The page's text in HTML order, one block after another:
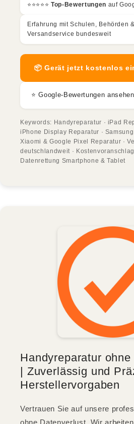
⭐️⭐️⭐️⭐️⭐️ Top-Bewertungen auf
Erfahrung mit Schulen, Behörden
Versandservice bundesweit
📦 Gerät jetzt kostenlos
⭐ Google-Bewertungen ansehen
Keywords: Handyreparatur · iPad
iPhone Display Reparatur ·
Xiaomi & Google Pixel Reparatur ·
deutschlandweit ·
Datenrettung Smartphone & Tablet
Handyreparatur
| Zuverlässig und
Herstellervorgaben
Vertrauen Sie auf unsere